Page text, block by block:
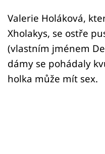
Valerie Holáková,
Xholakys, se ostře
(vlastním jménem
dámy se pohádaly
holka může mít sex.